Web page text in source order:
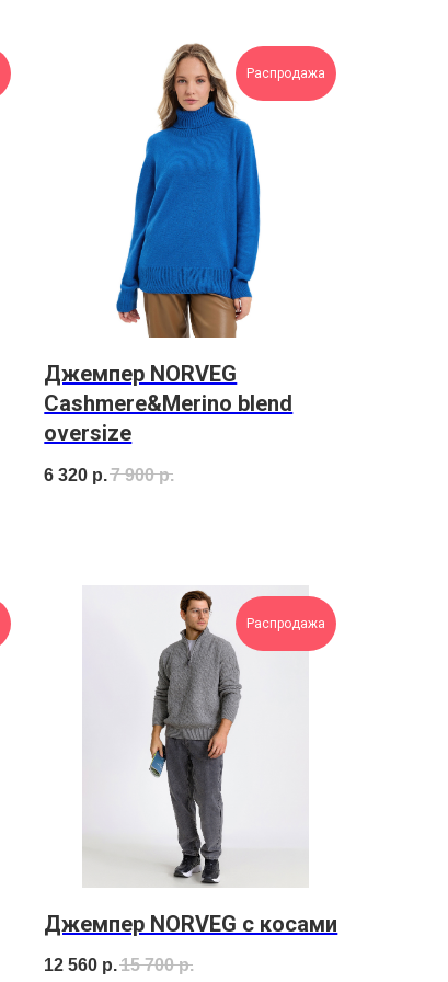
Распродажа
Джемпер NORVEG
Cashmere&Merino blend
oversize
6 320 р.7 900 р.
Распродажа
Джемпер NORVEG с косами
12 560 р.15 700 р.